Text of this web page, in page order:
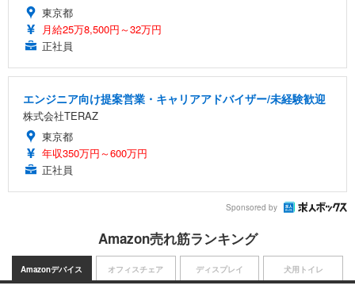
東京都
月給25万8,500円～32万円
正社員
エンジニア向け提案営業・キャリアアドバイザー/未経験歓迎
株式会社TERAZ
東京都
年収350万円～600万円
正社員
Sponsored by
Amazon売れ筋ランキング
Amazonデバイス オフィスチェア ディスプレイ 犬用トイレ